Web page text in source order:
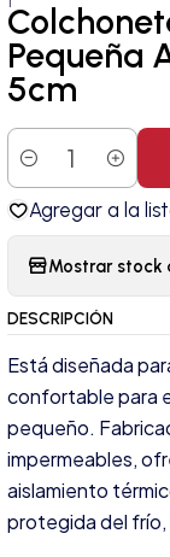
Pequeña
5cm
Cantidad
Agregar a la
Mostrar stock
DESCRIPCIÓN
Está diseñada
confortable para
pequeño.
impermeables,
aislamiento
protegida del frío,